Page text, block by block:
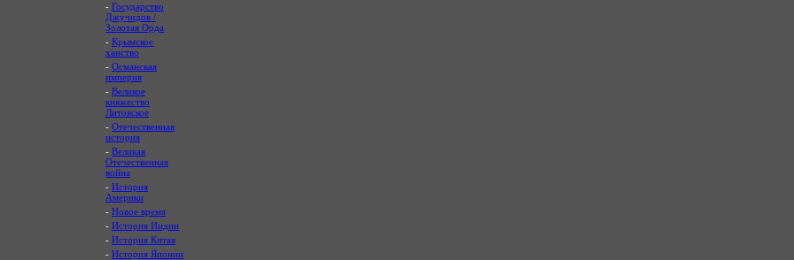
- Государство
Джучидов /
Золотая Орда
- Крымское
ханство
- Османская
империя
- Великое
княжество
Литовское
- Отечественная
история
- Великая
Отечественная
война
- История
Америки
- Новое время
- История Индии
- История Китая
- История Японии